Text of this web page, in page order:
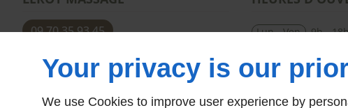
09 70 35 93 45 Lun - Ven 9h -
Your privacy is our
We use Cookies to improve user experience by